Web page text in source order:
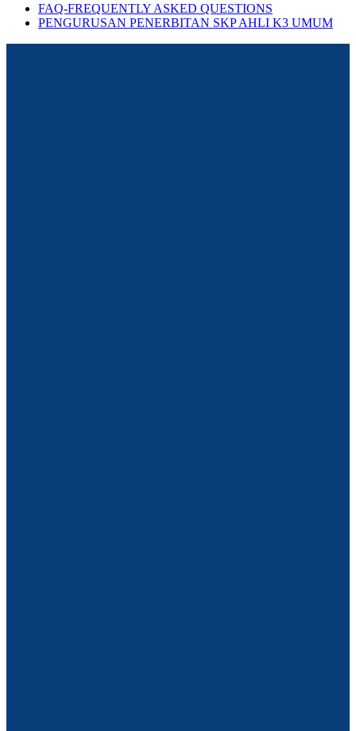
FAQ-FREQUENTLY ASKED QUESTIONS
PENGURUSAN PENERBITAN SKP AHLI K3 UMUM